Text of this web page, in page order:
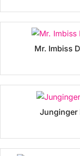
Mr. Imbiss
Junginger